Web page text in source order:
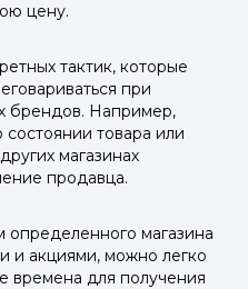
цену.
тактик, которые
при
брендов. Например,
товара или
магазинах
продавца.
магазина
и акциями, можно легко
времена для получения